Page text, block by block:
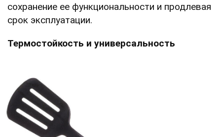
сохранение ее функциональности и продлевая
срок эксплуатации.
Термостойкость и универсальность